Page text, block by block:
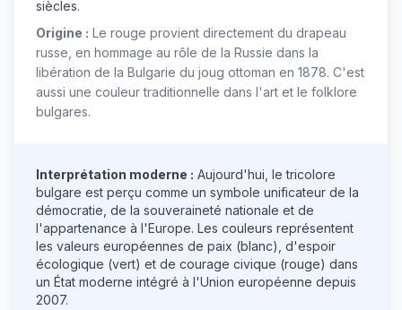
siècles.
Origine : Le rouge provient directement du drapeau
russe, en hommage au rôle de la Russie dans la
libération de la Bulgarie du joug ottoman en 1878. C'est
aussi une couleur traditionnelle dans l'art et le folklore
bulgares.
Interprétation moderne : Aujourd'hui, le tricolore
bulgare est perçu comme un symbole unificateur de la
démocratie, de la souveraineté nationale et de
l'appartenance à l'Europe. Les couleurs représentent
les valeurs européennes de paix (blanc), d'espoir
écologique (vert) et de courage civique (rouge) dans
un État moderne intégré à l'Union européenne depuis
2007.